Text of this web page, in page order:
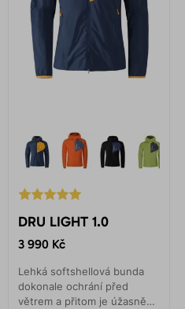
DRU LIGHT 1.0
3 990 Kč
Lehká softshellová bunda
dokonale ochrání před
větrem a přitom je úžasně